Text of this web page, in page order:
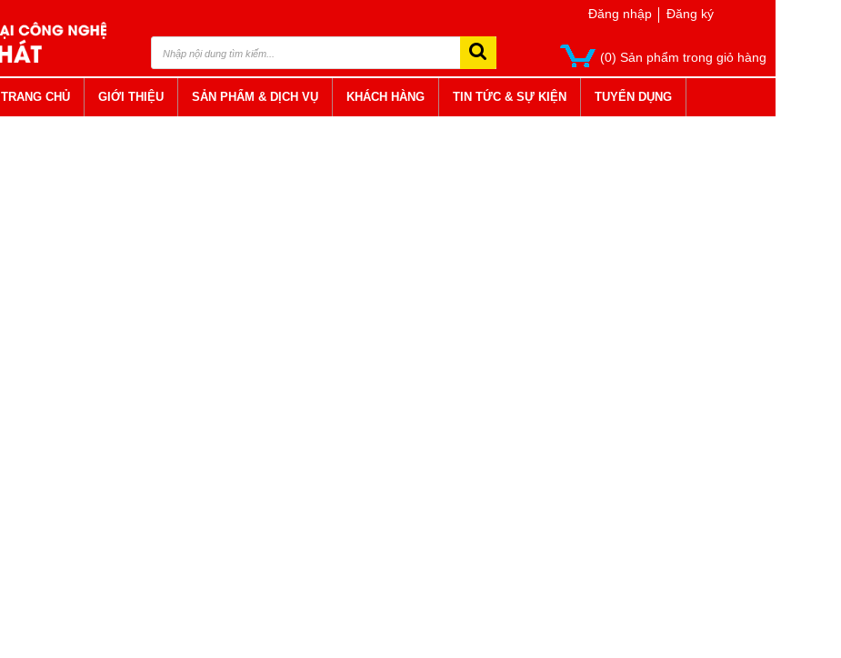
Đăng nhập Đăng ký
(0) Sản phẩm trong giỏ hàng
TRANG CHỦ GIỚI THIỆU SẢN PHẨM & DỊCH VỤ KHÁCH HÀNG TIN TỨC & SỰ KIỆN TUYỂN DỤNG